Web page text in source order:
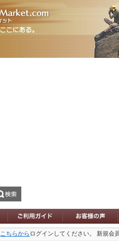
こちらから ログインしてください。 新規会